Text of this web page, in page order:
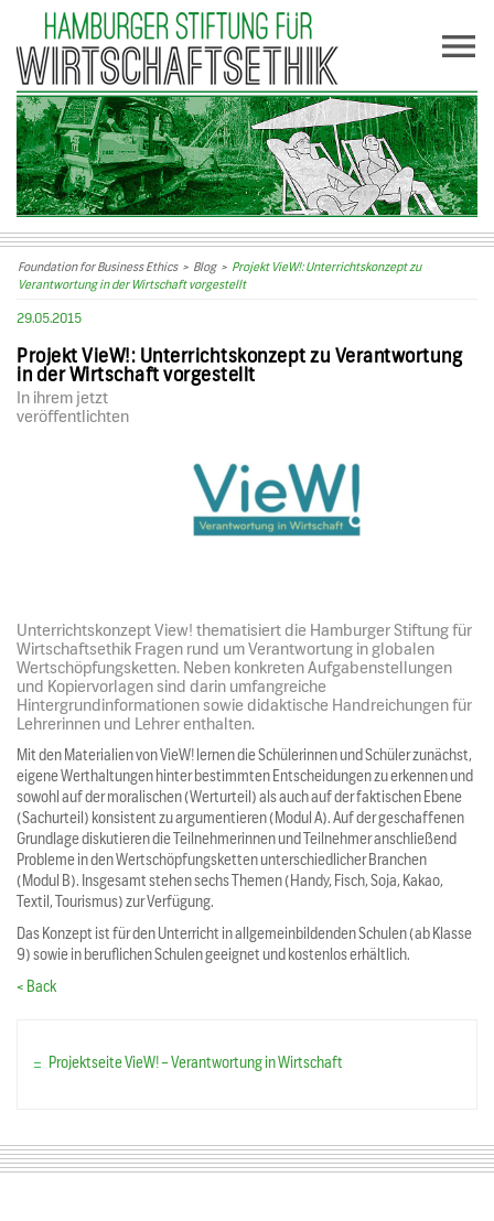
Foundation for Business Ethics> Blog> Projekt VieW!: Unterrichtskonzept zu
Verantwortung in der Wirtschaft vorgestellt
29.05.2015
Projekt VieW!: Unterrichtskonzept zu Verantwortung
in der Wirtschaft vorgestellt
In ihrem jetzt
veröffentlichten
Unterrichtskonzept View! thematisiert die Hamburger Stiftung für
Wirtschaftsethik Fragen rund um Verantwortung in globalen
Wertschöpfungsketten. Neben konkreten Aufgabenstellungen
und Kopiervorlagen sind darin umfangreiche
Hintergrundinformationen sowie didaktische Handreichungen für
Lehrerinnen und Lehrer enthalten.
Mit den Materialien von VieW! lernen die Schülerinnen und Schüler zunächst,
eigene Werthaltungen hinter bestimmten Entscheidungen zu erkennen und
sowohl auf der moralischen (Werturteil) als auch auf der faktischen Ebene
(Sachurteil) konsistent zu argumentieren (Modul A). Auf der geschaffenen
Grundlage diskutieren die Teilnehmerinnen und Teilnehmer anschließend
Probleme in den Wertschöpfungsketten unterschiedlicher Branchen
(Modul B). Insgesamt stehen sechs Themen (Handy, Fisch, Soja, Kakao,
Textil, Tourismus) zur Verfügung.
Das Konzept ist für den Unterricht in allgemeinbildenden Schulen (ab Klasse
9) sowie in beruflichen Schulen geeignet und kostenlos erhältlich.
< Back
Projektseite VieW! – Verantwortung in Wirtschaft